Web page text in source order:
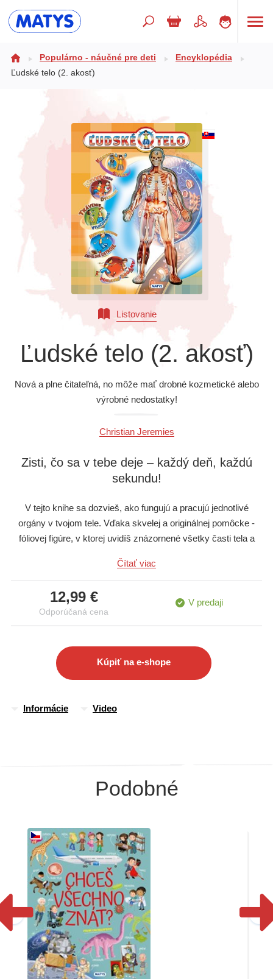
Doplnkový sortiment
Populárno - náučné pre deti
Výchova a pedagogika
Všetky kategórie
Populárno - náučné pre deti
Encyklopédia
Ľudské telo (2. akosť)
Listovanie
Ľudské telo (2. akosť)
Nová a plne čitateľná, no môže mať drobné kozmetické alebo
výrobné nedostatky!
Christian Jeremies
Zisti, čo sa v tebe deje – každý deň, každú
sekundu!
V tejto knihe sa dozvieš, ako fungujú a pracujú jednotlivé
orgány v tvojom tele. Vďaka skvelej a originálnej pomôcke -
fóliovej figúre, v ktorej uvidíš znázornené všetky časti tela a
tela a tomu, ako funguje
Čítať viac
12,99 €
Odporúčaná cena
V predaji
Kúpiť na e-shope
Informácie Video
Podobné